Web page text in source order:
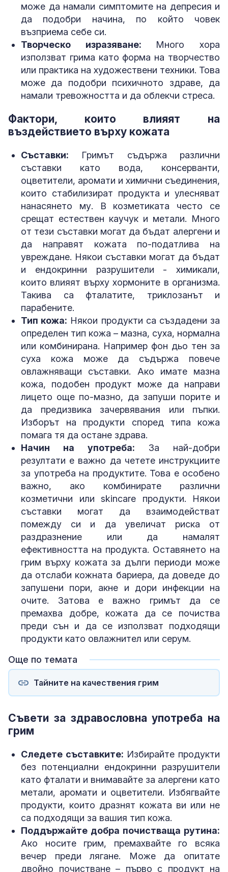
може да намали симптомите на депресия и
да подобри начина, по който човек
възприема себе си.
Творческо изразяване: Много хора
използват грима като форма на творчество
или практика на художествени техники. Това
може да подобри психичното здраве, да
намали тревожността и да облекчи стреса.
Фактори, които влияят на
въздействието върху кожата
Съставки: Гримът съдържа различни
съставки като вода, консерванти,
оцветители, аромати и химични съединения,
които стабилизират продукта и улесняват
нанасянето му. В козметиката често се
срещат естествен каучук и метали. Много
от тези съставки могат да бъдат алергени и
да направят кожата по-податлива на
увреждане. Някои съставки могат да бъдат
и ендокринни разрушители - химикали,
които влияят върху хормоните в организма.
Такива са фталатите, триклозанът и
парабените.
Тип кожа: Някои продукти са създадени за
определен тип кожа – мазна, суха, нормална
или комбинирана. Например фон дьо тен за
суха кожа може да съдържа повече
овлажняващи съставки. Ако имате мазна
кожа, подобен продукт може да направи
лицето още по-мазно, да запуши порите и
да предизвика зачервявания или пъпки.
Изборът на продукти според типа кожа
помага тя да остане здрава.
Начин на употреба: За най-добри
резултати е важно да четете инструкциите
за употреба на продуктите. Това е особено
важно, ако комбинирате различни
козметични или skincare продукти. Някои
съставки могат да взаимодействат
помежду си и да увеличат риска от
раздразнение или да намалят
ефективността на продукта. Оставянето на
грим върху кожата за дълги периоди може
да отслаби кожната бариера, да доведе до
запушени пори, акне и дори инфекции на
очите. Затова е важно гримът да се
премахва добре, кожата да се почиства
преди сън и да се използват подходящи
продукти като овлажнител или серум.
Още по темата
Тайните на качествения грим
Съвети за здравословна употреба на
грим
Следете съставките: Избирайте продукти
без потенциални ендокринни разрушители
като фталати и внимавайте за алергени като
метали, аромати и оцветители. Избягвайте
продукти, които дразнят кожата ви или не
са подходящи за вашия тип кожа.
Поддържайте добра почистваща рутина:
Ако носите грим, премахвайте го всяка
вечер преди лягане. Може да опитате
двойно почистване – първо с продукт на